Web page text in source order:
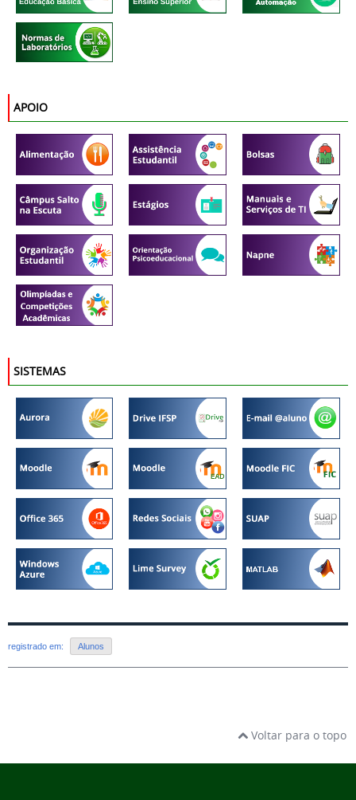
APOIO
SISTEMAS
registrado em: Alunos
Voltar para o topo